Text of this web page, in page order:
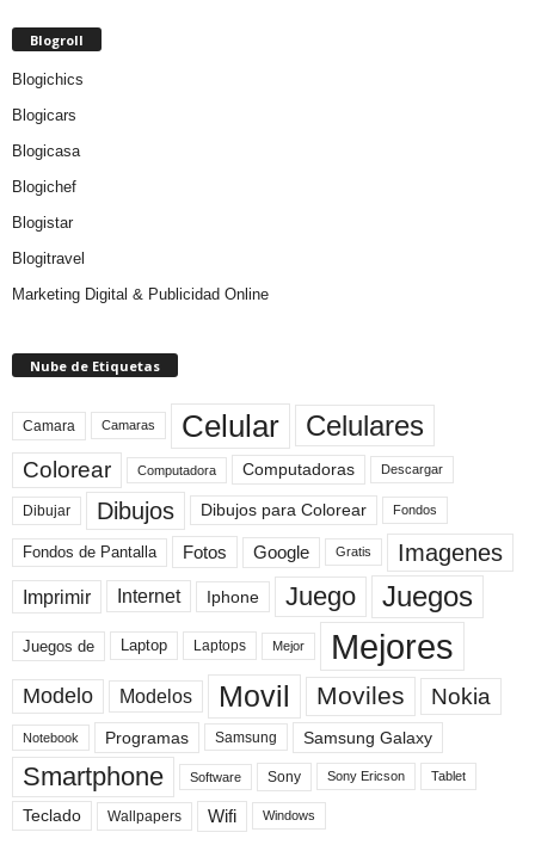
Blogroll
Blogichics
Blogicars
Blogicasa
Blogichef
Blogistar
Blogitravel
Marketing Digital & Publicidad Online
Nube de Etiquetas
Camara Camaras Celular Celulares
Colorear Computadora Computadoras Descargar
Dibujar Dibujos Dibujos para Colorear Fondos
Fondos de Pantalla Fotos Google Gratis Imagenes
Imprimir Internet Iphone Juego Juegos
Juegos de Laptop Laptops Mejor Mejores
Modelo Modelos Movil Moviles Nokia
Notebook Programas Samsung Samsung Galaxy
Smartphone Software Sony Sony Ericson Tablet
Teclado Wallpapers Wifi Windows